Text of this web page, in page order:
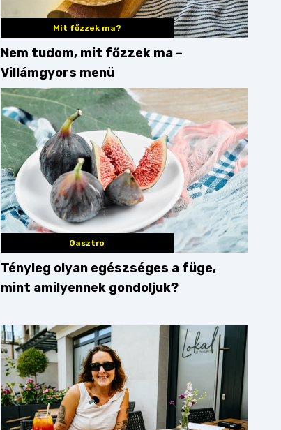
Mit főzzek ma?
Nem tudom, mit főzzek ma –
Villámgyors menü
Gasztro
Tényleg olyan egészséges a füge,
mint amilyennek gondoljuk?